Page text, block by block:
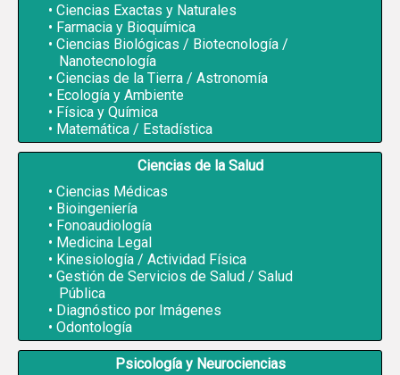
Ciencias Exactas y Naturales
Farmacia y Bioquímica
Ciencias Biológicas / Biotecnología /
Nanotecnología
Ciencias de la Tierra / Astronomía
Ecología y Ambiente
Física y Química
Matemática / Estadística
Ciencias de la Salud
Ciencias Médicas
Bioingeniería
Fonoaudiología
Medicina Legal
Kinesiología / Actividad Física
Gestión de Servicios de Salud / Salud
Pública
Diagnóstico por Imágenes
Odontología
Psicología y Neurociencias